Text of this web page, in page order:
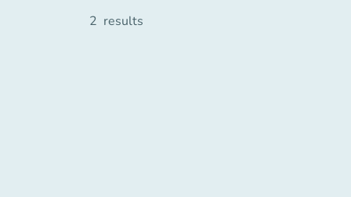
2 results